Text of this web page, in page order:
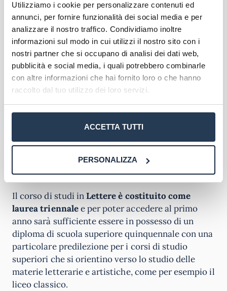
Utilizziamo i cookie per personalizzare contenuti ed
annunci, per fornire funzionalità dei social media e per
analizzare il nostro traffico. Condividiamo inoltre
informazioni sul modo in cui utilizzi il nostro sito con i
nostri partner che si occupano di analisi dei dati web,
pubblicità e social media, i quali potrebbero combinarle
con altre informazioni che hai fornito loro o che hanno
raccolto dal tuo utilizzo dei loro servizi.
ACCETTA TUTTI
PERSONALIZZA
Poi ci sono sbocchi a indirizzo piùprettamente
letterario come le case editrici, gli uffici stampa e
le redazioni giornalistiche, professioni lavorative
dove la perfetta conoscenza della lingua italiana è
considerata ovviamente un fattore indispensabile.
Poi c’è il campo della comunicazione e della
pubblicità che può dare ai laureati al Corso di
Laurea in Lettere molti sbocchi lavorativi.
Senza dimenticare la possibilità dell’insegnamento
delle materie letterarie.
Requisiti di accesso
Il corso di studi inLettere è costituito come
laurea triennalee per poter accedere al primo
anno sarà sufficiente essere in possesso di un
diploma di scuola superiore quinquennale con una
particolare predilezione per i corsi di studio
superiori che si orientino verso lo studio delle
materie letterarie e artistiche, come per esempio il
liceo classico.